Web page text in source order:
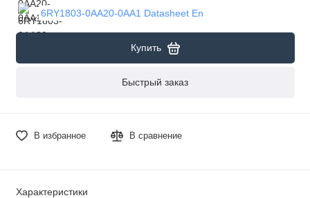
6RY1803-0AA20-0AA1 Datasheet En
Купить
Быстрый заказ
В избранное В сравнение
Характеристики